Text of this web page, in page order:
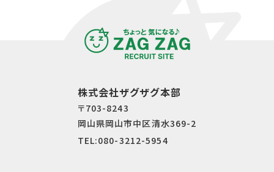
株式会社ザグザグ本部
〒703-8243
岡⼭県岡⼭市中区清⽔369-2
TEL:080-3212-5954